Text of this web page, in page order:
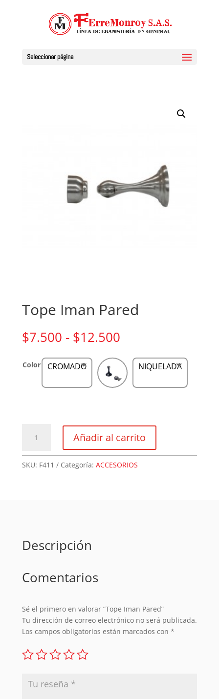
Seleccionar página
Tope Iman Pared
$7.500 - $12.500Rango
precios:
desde
$7.500
hasta
Color CROMADO NIQUELADA
Iman
cantidad
Añadir al carrito
SKU: F411 Categoría: ACCESORIOS
Descripción
Comentarios
Sé el primero en valorar “Tope Iman Pared”
Tu dirección de correo electrónico no será publicada.
Los campos obligatorios están marcados con *